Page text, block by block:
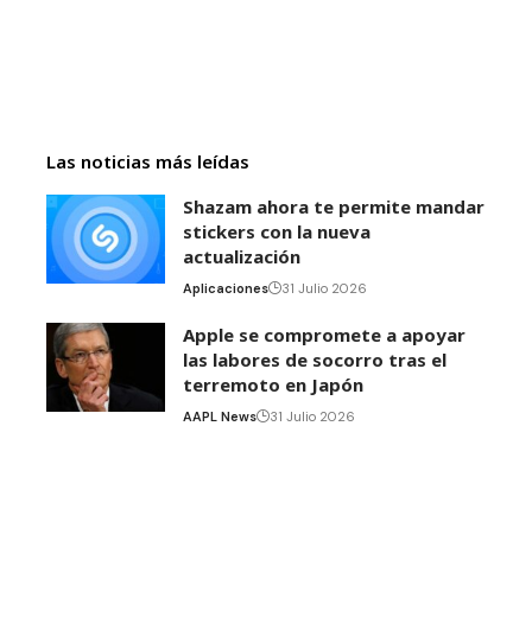
Las noticias más leídas
Shazam ahora te permite mandar
stickers con la nueva
actualización
Aplicaciones 31 Julio 2026
Apple se compromete a apoyar
las labores de socorro tras el
terremoto en Japón
AAPL News 31 Julio 2026